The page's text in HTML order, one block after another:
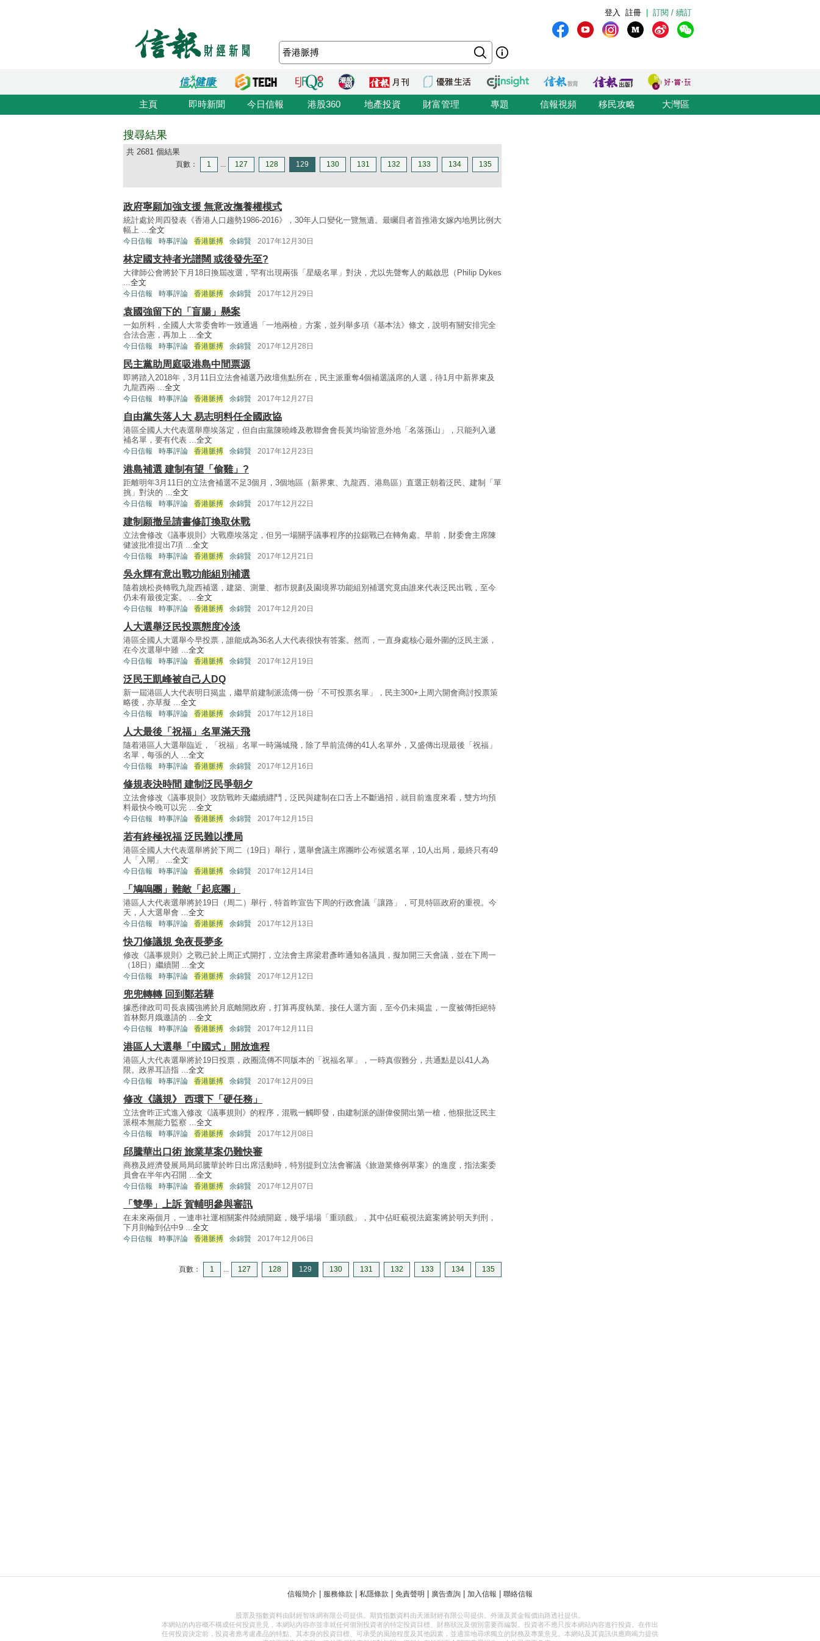
訂閱 / 續訂
註冊
登入
主頁 即時新聞 今日信報 港股360 地產投資 財富管理 專題 信報視頻 移民攻略 大灣區
搜尋結果
共 2681 個結果
頁數： 1 ... 127 128 129 130 131 132 133 134 135
政府寧願加強支援 無意改撫養權模式
統計處於周四發表《香港人口趨勢1986-2016》，30年人口變化一覽無遺。最矚目者首推港女嫁內地男比例大
幅上 ...全文
今日信報 時事評論 香港脈搏 余錦賢 2017年12月30日
林定國支持者光譜闊 或後發先至?
大律師公會將於下月18日換屆改選，罕有出現兩張「星級名單」對決，尤以先聲奪人的戴啟思（Philip Dykes
...全文
今日信報 時事評論 香港脈搏 余錦賢 2017年12月29日
袁國強留下的「盲腸」懸案
一如所料，全國人大常委會昨一致通過「一地兩檢」方案，並列舉多項《基本法》條文，說明有關安排完全
合法合憲，再加上 ...全文
今日信報 時事評論 香港脈搏 余錦賢 2017年12月28日
民主黨助周庭吸港島中間票源
即將踏入2018年，3月11日立法會補選乃政壇焦點所在，民主派重奪4個補選議席的人選，待1月中新界東及
九龍西兩 ...全文
今日信報 時事評論 香港脈搏 余錦賢 2017年12月27日
自由黨失落人大 易志明料任全國政協
港區全國人大代表選舉塵埃落定，但自由黨陳曉峰及教聯會會長黃均瑜皆意外地「名落孫山」，只能列入遞
補名單，要有代表 ...全文
今日信報 時事評論 香港脈搏 余錦賢 2017年12月23日
港島補選 建制有望「偷雞」?
距離明年3月11日的立法會補選不足3個月，3個地區（新界東、九龍西、港島區）直選正朝着泛民、建制「單
挑」對決的 ...全文
今日信報 時事評論 香港脈搏 余錦賢 2017年12月22日
建制願撤呈請書修訂換取休戰
立法會修改《議事規則》大戰塵埃落定，但另一場關乎議事程序的拉鋸戰已在轉角處。早前，財委會主席陳
健波批准提出7項 ...全文
今日信報 時事評論 香港脈搏 余錦賢 2017年12月21日
吳永輝有意出戰功能組別補選
隨着姚松炎轉戰九龍西補選，建築、測量、都市規劃及園境界功能組別補選究竟由誰來代表泛民出戰，至今
仍未有最後定案。 ...全文
今日信報 時事評論 香港脈搏 余錦賢 2017年12月20日
人大選舉泛民投票態度冷淡
港區全國人大選舉今早投票，誰能成為36名人大代表很快有答案。然而，一直身處核心最外圍的泛民主派，
在今次選舉中雖 ...全文
今日信報 時事評論 香港脈搏 余錦賢 2017年12月19日
泛民王凱峰被自己人DQ
新一屆港區人大代表明日揭盅，繼早前建制派流傳一份「不可投票名單」，民主300+上周六開會商討投票策
略後，亦草擬 ...全文
今日信報 時事評論 香港脈搏 余錦賢 2017年12月18日
人大最後「祝福」名單滿天飛
隨着港區人大選舉臨近，「祝福」名單一時滿城飛，除了早前流傳的41人名單外，又盛傳出現最後「祝福」
名單，每張的人 ...全文
今日信報 時事評論 香港脈搏 余錦賢 2017年12月16日
修規表決時間 建制泛民爭朝夕
立法會修改《議事規則》攻防戰昨天繼續纒鬥，泛民與建制在口舌上不斷過招，就目前進度來看，雙方均預
料最快今晚可以完 ...全文
今日信報 時事評論 香港脈搏 余錦賢 2017年12月15日
若有終極祝福 泛民難以攪局
港區全國人大代表選舉將於下周二（19日）舉行，選舉會議主席團昨公布候選名單，10人出局，最終只有49
人「入閘」 ...全文
今日信報 時事評論 香港脈搏 余錦賢 2017年12月14日
「鳩嗚團」難敵「起底團」
港區人大代表選舉將於19日（周二）舉行，特首昨宣告下周的行政會議「讓路」，可見特區政府的重視。今
天，人大選舉會 ...全文
今日信報 時事評論 香港脈搏 余錦賢 2017年12月13日
快刀修議規 免夜長夢多
修改《議事規則》之戰已於上周正式開打，立法會主席梁君彥昨通知各議員，擬加開三天會議，並在下周一
（18日）繼續開 ...全文
今日信報 時事評論 香港脈搏 余錦賢 2017年12月12日
兜兜轉轉 回到鄭若驊
據悉律政司司長袁國強將於月底離開政府，打算再度執業。接任人選方面，至今仍未揭盅，一度被傳拒絕特
首林鄭月娥邀請的 ...全文
今日信報 時事評論 香港脈搏 余錦賢 2017年12月11日
港區人大選舉「中國式」開放進程
港區人大代表選舉將於19日投票，政圈流傳不同版本的「祝福名單」，一時真假難分，共通點是以41人為
限。政界耳語指 ...全文
今日信報 時事評論 香港脈搏 余錦賢 2017年12月09日
修改《議規》 西環下「硬任務」
立法會昨正式進入修改《議事規則》的程序，混戰一觸即發，由建制派的謝偉俊開出第一槍，他狠批泛民主
派根本無能力監察 ...全文
今日信報 時事評論 香港脈搏 余錦賢 2017年12月08日
邱騰華出口術 旅業草案仍難快審
商務及經濟發展局局邱騰華於昨日出席活動時，特別提到立法會審議《旅遊業條例草案》的進度，指法案委
員會在半年內召開 ...全文
今日信報 時事評論 香港脈搏 余錦賢 2017年12月07日
「雙學」上訴 賀輔明參與審訊
在未來兩個月，一連串社運相關案件陸續開庭，幾乎場場「重頭戲」，其中佔旺藐視法庭案將於明天判刑，
下月則輪到佔中9 ...全文
今日信報 時事評論 香港脈搏 余錦賢 2017年12月06日
頁數： 1 ... 127 128 129 130 131 132 133 134 135
信報簡介 服務條款 私隱條款 免責聲明 廣告查詢 加入信報 聯絡信報
股票及指數資料由財經智珠網有限公司提供。期貨指數資料由天滙財經有限公司提供。外滙及黃金報價由路透社提供。
本網站的內容概不構成任何投資意見，本網站內容亦並非就任何個別投資者的特定投資目標、財務狀況及個別需要而編製。投資者不應只按本網站內容進行投資。在作出
任何投資決定前，投資者應考慮產品的特點、其本身的投資目標、可承受的風險程度及其他因素，並適當地尋求獨立的財務及專業意見。本網站及其資訊供應商竭力提供